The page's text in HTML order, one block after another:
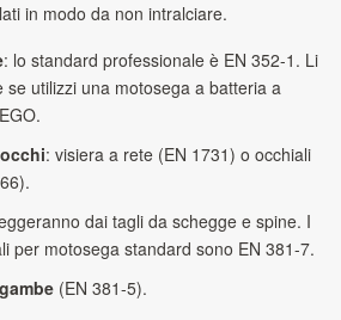
in modo da non intralciare.
: lo standard professionale è EN 352-1. Li
se utilizzi una motosega a batteria a
: visiera a rete (EN 1731) o occhiali
dai tagli da schegge e spine. I
per motosega standard sono EN 381-7.
(EN 381-5).